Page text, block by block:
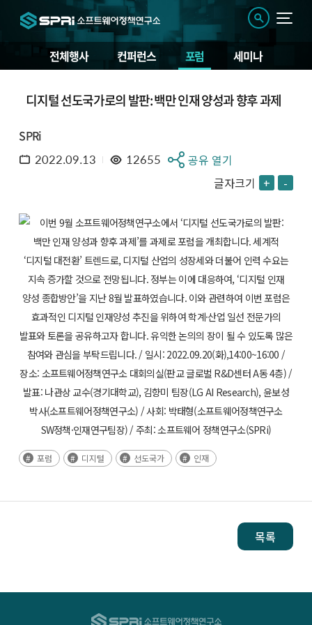
전체행사 컨퍼런스 포럼 세미나
디지털 선도국가로의 발판: 백만 인재 양성과 향후 과제
SPRi
2022.09.13 12655
공유 열기
글자크기 + -
포럼 디지털 선도국가 인재
목록